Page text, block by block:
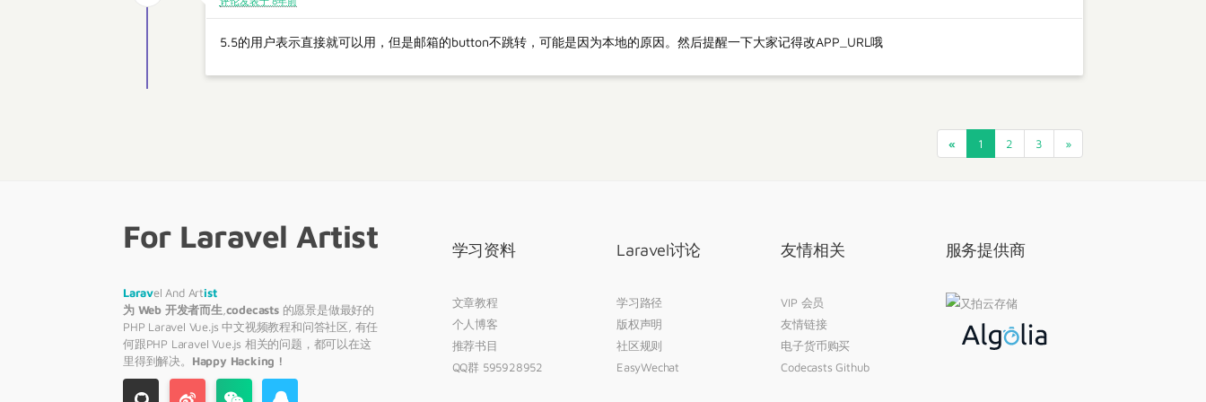
5.5的用户表示直接就可以用，但是邮箱的button不跳转，可能是因为本地的原因。然后提醒一下大家记得改APP_URL哦
« 1 2 3 »
For Laravel Artist
Laravel And Artist
为 Web 开发者而生 codecasts的愿景是做最好的
PHP Laravel Vue.js 中文视频教程和问答社区, 有任
何跟PHP LaravelVue.js 相关的问题，都可以在这
里得到解决。 Happy Hacking !
学习资料
文章教程
个人博客
推荐书目
QQ群 595928952
Laravel讨论
学习路径
版权声明
社区规则
EasyWechat
友情相关
VIP 会员
友情链接
电子货币购买
Codecasts Github
服务提供商